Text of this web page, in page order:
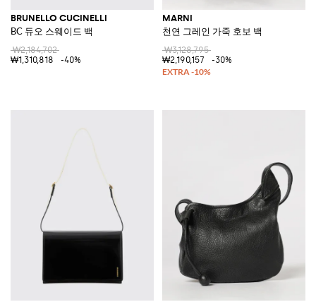
BRUNELLO CUCINELLI
BC 듀오 스웨이드 백
₩2,184,702
₩1,310,818
-40%
MARNI
천연 그레인 가죽 호보 백
₩3,128,795
₩2,190,157
-30%